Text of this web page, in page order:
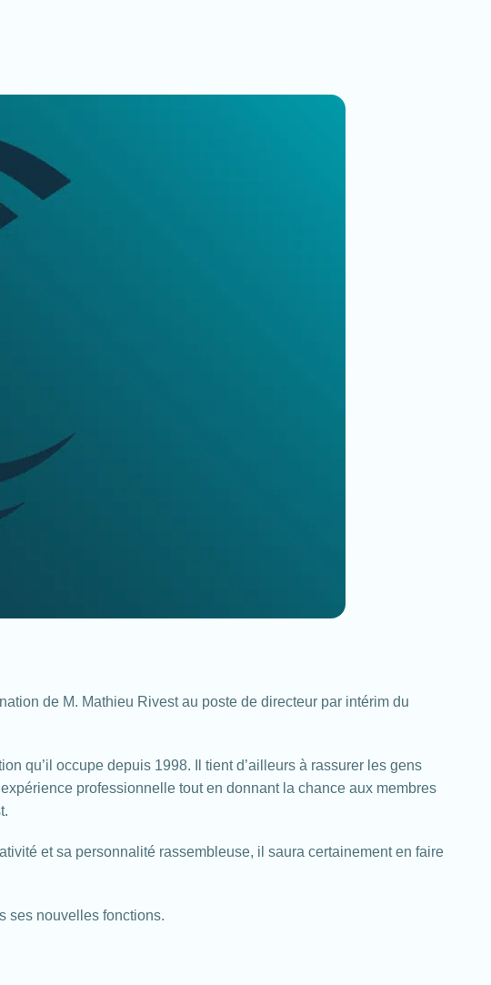
de M. Mathieu Rivest au poste de directeur par intérim du
qu’il occupe depuis 1998. Il tient d’ailleurs à rassurer les gens
professionnelle tout en donnant la chance aux membres
et sa personnalité rassembleuse, il saura certainement en faire
ses nouvelles fonctions.